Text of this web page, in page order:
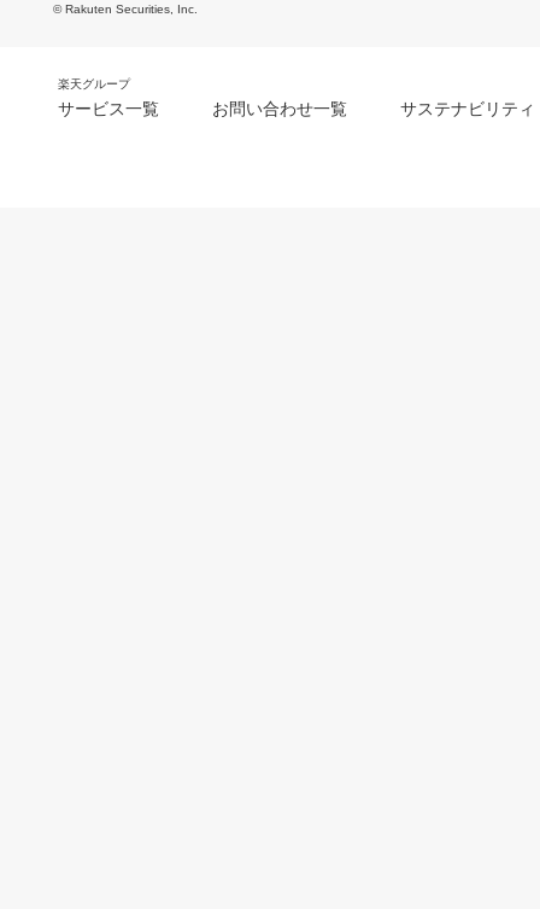
© Rakuten Securities, Inc.
楽天グループ
サービス一覧 お問い合わせ一覧 サステナビリティ